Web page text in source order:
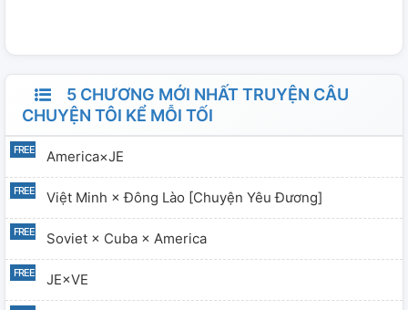
5 CHƯƠNG MỚI NHẤT TRUYỆN CÂU
CHUYỆN TÔI KỂ MỖI TỐI
America×JE
Việt Minh × Đông Lào [Chuyện Yêu Đương]
Soviet × Cuba × America
JE×VE